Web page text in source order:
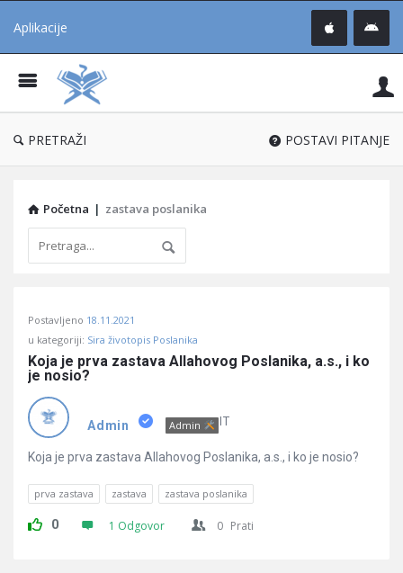
Aplikacije
®
PRETRAŽI POSTAVI PITANJE
Početna | zastava poslanika
Učene
Latest
Pitanja
Postavljeno 18.11.2021
u kategoriji: Sira životopis Poslanika
Koja je prva zastava Allahovog Poslanika, a.s., i ko
je nosio?
Admin Admin IT
Koja je prva zastava Allahovog Poslanika, a.s., i ko je nosio?
prva zastava zastava zastava poslanika
0 1 Odgovor 0 Prati